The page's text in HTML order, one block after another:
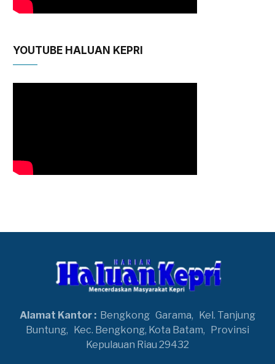
YOUTUBE HALUAN KEPRI
Alamat Kantor : Bengkong Garama, Kel. Tanjung
Buntung, Kec. Bengkong, Kota Batam, Provinsi
Kepulauan Riau 29432